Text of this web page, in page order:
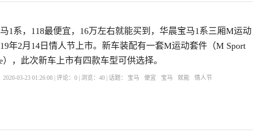
1系，118最便宜，16万左右就能买到，华晨宝马1系三厢M运动
年2月14日情人节上市。新车装配有一套M运动套件（M Sport
），此次新车上市有四款车型可供选择。
03-23 01:26:08 | 评论：0 | 浏览：40 | 话题： 宝马 便宜 宝马 就能 情人节